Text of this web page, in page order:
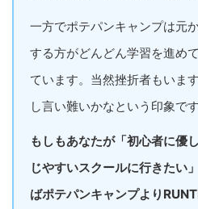
一方でポテパンキャンプは元
する方がどんどん学習を進め
ています。当然挫折者もいま
し言い難いかなという印象です
もしもあなたが「初心者に優
じやすいスクールに行きたい
ばポテパンキャンプより